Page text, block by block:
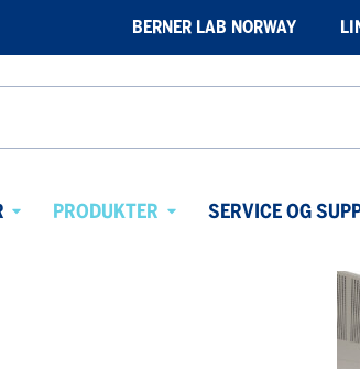
BERNER LAB NORWAY
PRODUKTER
SERVICE OG